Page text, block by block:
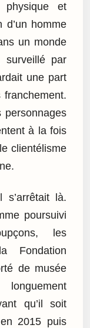
et
d’un homme
un monde
surveillé par
une part
personnages
à la fois
clientélisme
s’arrêtait là.
poursuivi
les
Fondation
de musée
qu’il soit
2015 puis